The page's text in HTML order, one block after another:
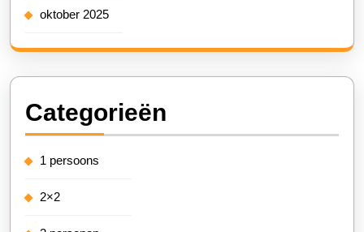
oktober 2025
Categorieën
1 persoons
2×2